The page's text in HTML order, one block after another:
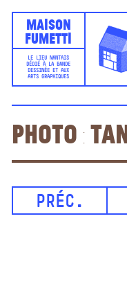
Maison
Fumetti
LE LIEU NANTAIS
DÉDIÉ À LA BANDE
DESSINÉE ET AUX
ARTS GRAPHIQUES
Photo :
PRÉC.